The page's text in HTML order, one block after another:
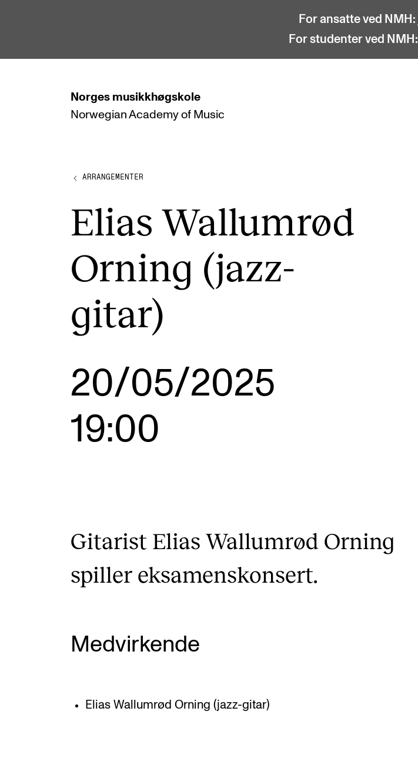
For ansatte ved NMH:
For studenter ved NMH:
Norges musikkhøgskole
Norwegian Academy of Music
STUDIER
Bachelor
Doktorgrad
Etterutdanning og kurs
Salane våre
Utveksling
Samarbeidsprosjekter
ARRANGEMENTER
Elias Wallumrød
Orning (jazz-
gitar)
20/05/2025
19:00
Gitarist Elias Wallumrød Orning
spiller eksamenskonsert.
Medvirkende
Elias Wallumrød Orning (jazz-gitar)